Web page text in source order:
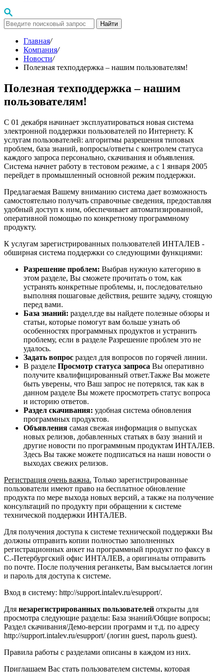
Найти
Главная/
Компания/
Новости/
Полезная техподдержка – нашим пользователям!
Полезная техподдержка – нашим
пользователям!
С 01 декабря начинает эксплуатироваться новая система
электронной поддержки пользователей по Интернету. К
услугам пользователей: алгоритмы разрешения типовых
проблем, база знаний, вопросы/ответы с контролем статуса
каждого запроса персонально, скачивания и объявления.
Система начнет работу в тестовом режиме, а с 1 января 2005
перейдет в промышленный основной режим поддержки.
Предлагаемая Вашему вниманию система дает возможность
самостоятельно получать справочные сведения, предоставляя
удобный доступ к ним, обеспечивает автоматизированной,
оперативной помощью по конкретному программному
продукту.
К услугам зарегистрированных пользователей ИНТАЛЕВ -
обширная система поддержки со следующими функциями:
Разрешение проблем: Выбрав нужную категорию в
этом разделе, Вы сможете прочитать о том, как
устранять конкретные проблемы, и, последовательно
выполняя пошаговые действия, решите задачу, стоящую
перед вами.
База знаний: раздел,где вы найдете полезные обзоры и
статьи, которые помогут вам больше узнать об
особенностях программных продуктов и устранить
проблему, если в разделе Разрешение проблем это не
удалось.
Задать вопрос раздел для вопросов по горячей линии.
В разделе Просмотр статуса запроса Вы оперативно
получите квалифицированный ответ.Также Вы можете
быть уверены, что Ваш запрос не потерялся, так как в
данном разделе Вы можете просмотреть статус вопроса
и историю ответов.
Раздел скачивания: удобная система обновления
программных продуктов.
Объявления самая свежая информация о выпусках
новых релизов, добавленных статьях в базу знаний и
другие новости по программным продуктам ИНТАЛЕВ.
Здесь Вы также можете подписаться на наши новости о
выходах свежих релизов.
Регистрация очень важна. Только зарегистрированные
пользователи имеют право на бесплатное обновление
продукта по мере выхода новых версий, а также на получение
консультаций по продукту при обращении к системе
технической поддержки ИНТАЛЕВ.
Для получения доступа к системе технической поддержки Вы
должны отправить копии полностью заполненных
регистрационных анкет на программный продукт по факсу в
С.-Петербургский офис ИНТАЛЕВ, а оригиналы отправить
по почте. После получения реганкеты, Вам высылается логин
и пароль для доступа к системе.
Вход в систему: http://support.intalev.ru/esupport/.
Для незарегистрированных пользователей открыты для
просмотра следующие разделы: База знаний/Общие вопросы;
Раздел скачивания/Демо-версии программ и т.д. по адресу
http://support.intalev.ru/esupport/ (логин guest, пароль guest).
Правила работы с разделами описаны в каждом из них.
Приглашаем Вас стать пользователем системы, которая